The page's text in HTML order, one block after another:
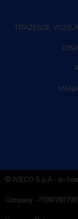
TRAŽENJE VOZILA
IVECO S.p.A - an
Company -